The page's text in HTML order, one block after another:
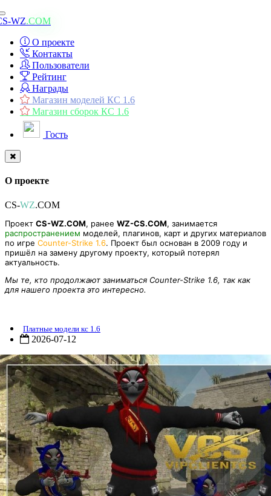
Toggle
navigation
WZ.COM
О проекте
Контакты
Пользователи
Рейтинг
Награды
Магазин моделей КС 1.6
Магазин сборок КС 1.6
Гость
О проекте
CS-WZ.COM
Проект CS-WZ.COM, ранее WZ-CS.COM, занимается
распространением моделей, плагинов, карт и других материалов
по игре Counter-Strike 1.6. Проект был основан в 2009 году и
пришёл на замену другому проекту, который потерял
актуальность.
Мы те, кто продолжают заниматься Counter-Strike 1.6, так как
для нашего проекта это интересно.
Платные модели кс 1.6
2026-07-12